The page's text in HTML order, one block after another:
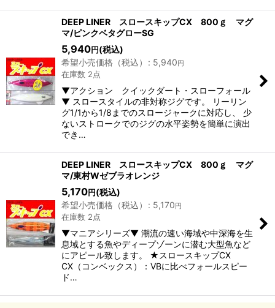
DEEP LINER スロースキップCX 800ｇ マグ
マ/ピンクベタグローSG
5,940円(税込)
希望小売価格（税込）
: 5,940円
在庫数 2点
▼アクション クイックダート・スローフォール
▼ スロースタイルの非対称ジグです。 リーリン
グ1/1から1/8までのスロージャークに対応し、 少
ないストロークでのジグの水平姿勢を簡単に演出
でき…
DEEP LINER スロースキップCX 800ｇ マグ
マ/東村Wゼブラオレンジ
5,170円(税込)
希望小売価格（税込）
: 5,170円
在庫数 2点
▼マニアシリーズ▼ 潮流の速い海域や中深海を生
息域とする魚やディープゾーンに潜む大型魚など
にアピール致します。 ★スロースキップCX
CX（コンベックス）：VBに比べフォールスピー
ド…